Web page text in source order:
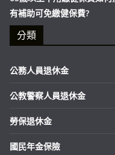
有補助可免繳健保費?
分類
公務人員退休金
公教警察人員退休金
勞保退休金
國民年金保險